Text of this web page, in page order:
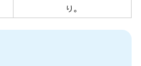
り。